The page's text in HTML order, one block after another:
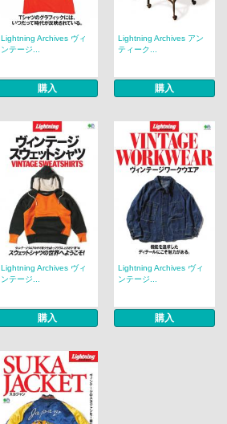
Lightning Archives ヴィ
ンテージ...
購入
Lightning Archives アン
ティーク...
購入
Lightning Archives ヴィ
ンテージ...
購入
Lightning Archives ヴィ
ンテージ...
購入